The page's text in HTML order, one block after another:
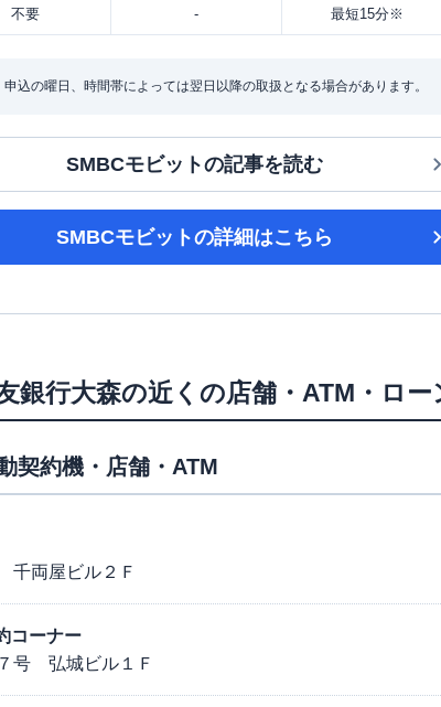
不要 - 最短15分※
込の曜日、時間帯によっては翌日以降の取扱となる場合があります。
SMBCモビットの記事を読む
SMBCモビットの詳細はこちら
銀行大森の近くの店舗・ATM・ロ
契約機・店舗・ATM
千両屋ビル２Ｆ
コーナー
号 弘城ビル１Ｆ